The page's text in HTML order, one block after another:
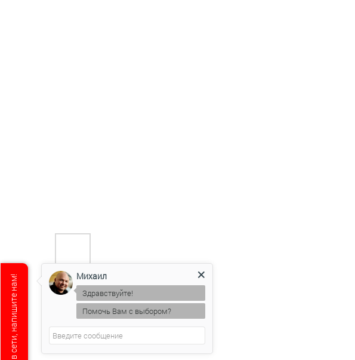
Мы не в сети, напишите нам! Михаил
Здравствуйте!
Помочь Вам с выбором?